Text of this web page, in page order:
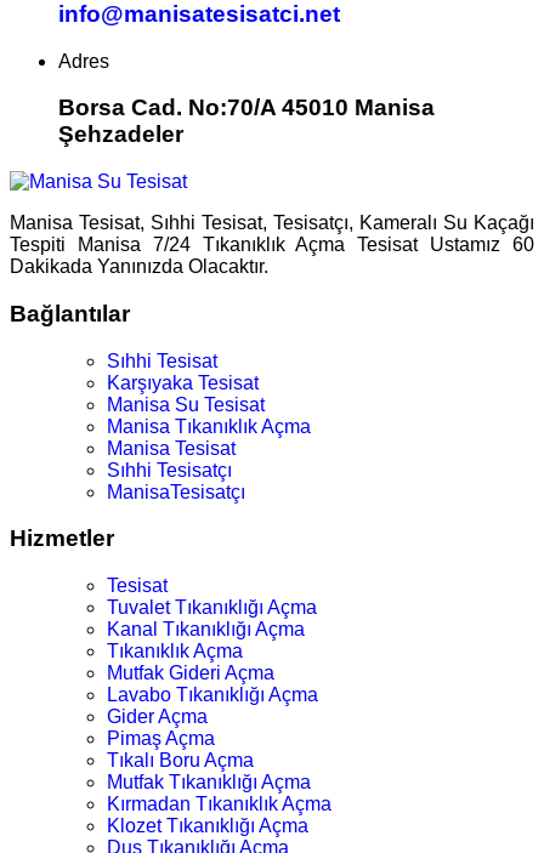
info@manisatesisatci.net
Adres
Borsa Cad. No:70/A 45010 Manisa
Şehzadeler
Manisa Tesisat, Sıhhi Tesisat, Tesisatçı, Kameralı Su Kaçağı
Tespiti Manisa 7/24 Tıkanıklık Açma Tesisat Ustamız 60
Dakikada Yanınızda Olacaktır.
Bağlantılar
Sıhhi Tesisat
Karşıyaka Tesisat
Manisa Su Tesisat
Manisa Tıkanıklık Açma
Manisa Tesisat
Sıhhi Tesisatçı
ManisaTesisatçı
Hizmetler
Tesisat
Tuvalet Tıkanıklığı Açma
Kanal Tıkanıklığı Açma
Tıkanıklık Açma
Mutfak Gideri Açma
Lavabo Tıkanıklığı Açma
Gider Açma
Pimaş Açma
Tıkalı Boru Açma
Mutfak Tıkanıklığı Açma
Kırmadan Tıkanıklık Açma
Klozet Tıkanıklığı Açma
Duş Tıkanıklığı Açma